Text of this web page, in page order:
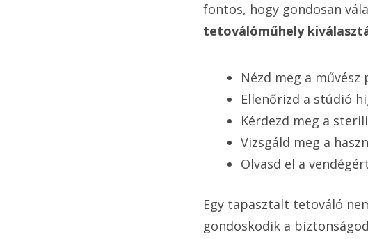
fontos, hogy gondosan
tetoválóműhely
Nézd meg a
Ellenőrizd a stúdió
Kérdezd meg a
Vizsgáld meg a
Olvasd el a
Egy tapasztalt tetováló
gondoskodik a